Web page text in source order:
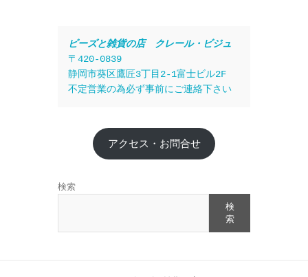
ビーズと雑貨の店　クレール・ビジュ
〒420-0839
静岡市葵区鷹匠3丁目2-1富士ビル2F
不定営業の為必ず事前にご連絡下さい
アクセス・お問合せ
検索
検
索